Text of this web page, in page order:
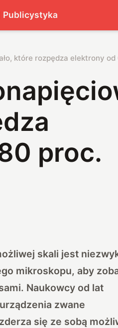
Publicystyka
które rozpędza elektrony od
proc.
skali jest
mikroskopu, aby
Naukowcy od lat
zwane
się ze sobą